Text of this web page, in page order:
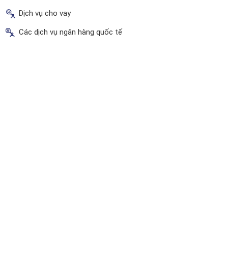
Dịch vụ cho vay
Các dịch vụ ngân hàng quốc tế